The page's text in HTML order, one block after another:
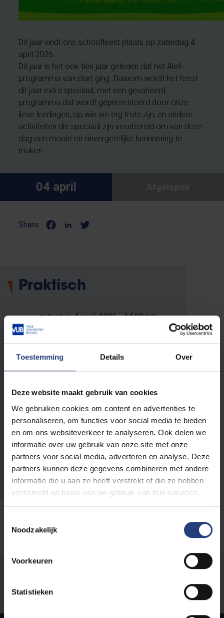
Toestemming Details Over
Deze website maakt gebruik van cookies
We gebruiken cookies om content en advertenties te
personaliseren, om functies voor social media te bieden
en om ons websiteverkeer te analyseren. Ook delen we
informatie over uw gebruik van onze site met onze
partners voor social media, adverteren en analyse. Deze
partners kunnen deze gegevens combineren met andere
informatie die u aan ze heeft verstrekt of die ze hebben
verzameld op basis van uw gebruik van hun services.
Noodzakelijk
Voorkeuren
Statistieken
Dit jaar vindt ons schoolfeest plaats op zaterdag 4
april 2026.
Dit jaar is het ook tien jaar geleden dat het Alef-
programma van start ging. Daarom wordt het feest
dit jaar extra speciaal, met een gevarieerd
programma dat wordt gepresenteerd door onze
lieve leerlingen, op wie we erg trots zijn, en andere
activiteiten die speciaal zijn voorbereid om van deze
dag een mooie en onvergetelijke herinnering te
maken.
04 april
Share:
Praktisch
zaterdag, 4 april, 2026 - 14:00 tot
16:30
VUB Main Campus Etterbeek
Pleinlaan 2
1050 Elsene
deze locatie
Inschrijving tot02 april 2026
alef@vub.be
0473364283